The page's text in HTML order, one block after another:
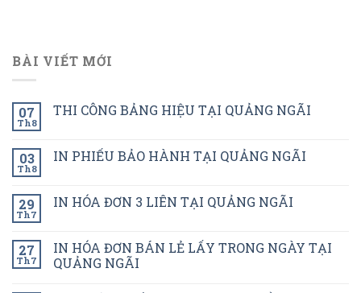
BÀI VIẾT MỚI
07
Th8
THI CÔNG BẢNG HIỆU TẠI QUẢNG NGÃI
03
Th8
IN PHIẾU BẢO HÀNH TẠI QUẢNG NGÃI
29
Th7
IN HÓA ĐƠN 3 LIÊN TẠI QUẢNG NGÃI
27
Th7
IN HÓA ĐƠN BÁN LẺ LẤY TRONG NGÀY TẠI
QUẢNG NGÃI